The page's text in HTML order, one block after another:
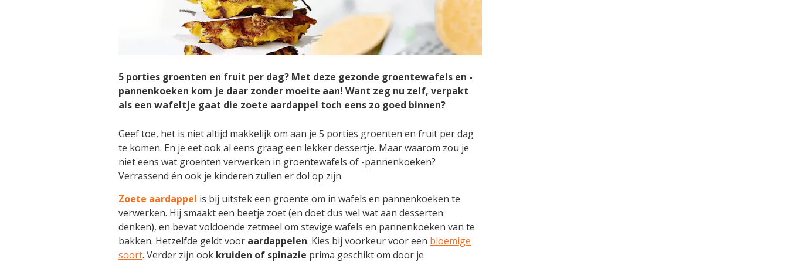
5 porties groenten en fruit per dag? Met deze gezonde groentewafels en -
pannenkoeken kom je daar zonder moeite aan! Want zeg nu zelf, verpakt
als een wafeltje gaat die zoete aardappel toch eens zo goed binnen?
Geef toe, het is niet altijd makkelijk om aan je 5 porties groenten en fruit per dag
te komen. En je eet ook al eens graag een lekker dessertje. Maar waarom zou je
niet eens wat groenten verwerken in groentewafels of -pannenkoeken?
Verrassend én ook je kinderen zullen er dol op zijn.
Zoete aardappel is bij uitstek een groente om in wafels en pannenkoeken te
verwerken. Hij smaakt een beetje zoet (en doet dus wel wat aan desserten
denken), en bevat voldoende zetmeel om stevige wafels en pannenkoeken van te
bakken. Hetzelfde geldt voor aardappelen. Kies bij voorkeur voor een bloemige
soort. Verder zijn ook kruiden of spinazie prima geschikt om door je